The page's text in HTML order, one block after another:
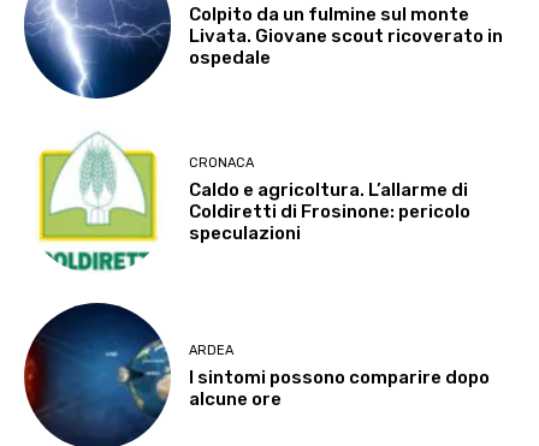
Colpito da un fulmine sul monte
Livata. Giovane scout ricoverato in
ospedale
CRONACA
Caldo e agricoltura. L’allarme di
Coldiretti di Frosinone: pericolo
speculazioni
ARDEA
I sintomi possono comparire dopo
alcune ore